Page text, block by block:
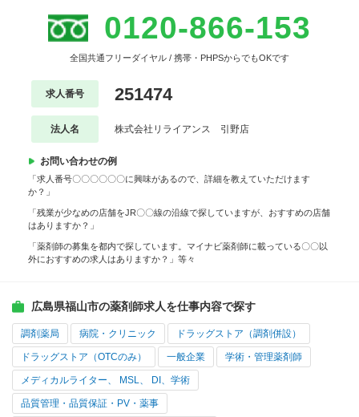
0120-866-153
全国共通フリーダイヤル / 携帯・PHPSからでもOKです
求人番号 251474
法人名 株式会社リライアンス 引野店
お問い合わせの例
「求人番号〇〇〇〇〇〇に興味があるので、詳細を教えていただけます
か？」
「残業が少なめの店舗をJR〇〇線の沿線で探していますが、おすすめの店舗
はありますか？」
「薬剤師の募集を都内で探しています。マイナビ薬剤師に載っている〇〇以
外におすすめの求人はありますか？」等々
広島県福山市の薬剤師求人を仕事内容で探す
調剤薬局 病院・クリニック ドラッグストア（調剤併設）
ドラッグストア（OTCのみ） 一般企業 学術・管理薬剤師
メディカルライター、 MSL、 DI、学術
品質管理・品質保証・PV・薬事